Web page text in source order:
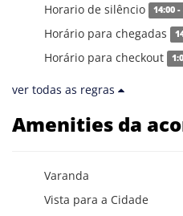
Horario de silêncio 14:00 -
Horário para chegadas
Horário para checkout
ver todas as regras
Amenities da
Varanda
Vista para a Cidade